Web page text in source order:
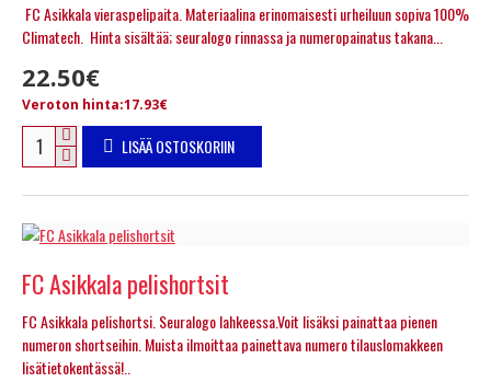
FC Asikkala vieraspelipaita. Materiaalina erinomaisesti urheiluun sopiva 100%
Climatech. Hinta sisältää; seuralogo rinnassa ja numeropainatus takana...
22.50€
Veroton hinta:17.93€
LISÄÄ OSTOSKORIIN
FC Asikkala pelishortsit
FC Asikkala pelishortsi. Seuralogo lahkeessa.Voit lisäksi painattaa pienen
numeron shortseihin. Muista ilmoittaa painettava numero tilauslomakkeen
lisätietokentässä!..